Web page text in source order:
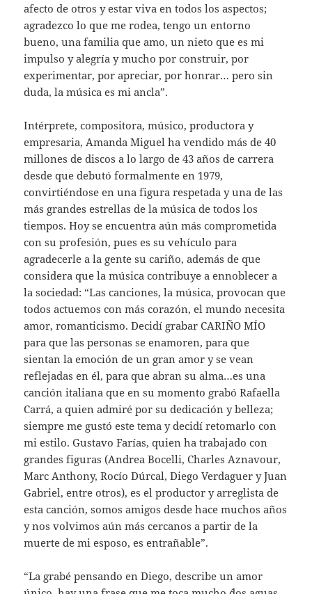
afecto de otros y estar viva en todos los aspectos;
agradezco lo que me rodea, tengo un entorno
bueno, una familia que amo, un nieto que es mi
impulso y alegría y mucho por construir, por
experimentar, por apreciar, por honrar… pero sin
duda, la música es mi ancla”.
Intérprete, compositora, músico, productora y
empresaria, Amanda Miguel ha vendido más de 40
millones de discos a lo largo de 43 años de carrera
desde que debutó formalmente en 1979,
convirtiéndose en una figura respetada y una de las
más grandes estrellas de la música de todos los
tiempos. Hoy se encuentra aún más comprometida
con su profesión, pues es su vehículo para
agradecerle a la gente su cariño, además de que
considera que la música contribuye a ennoblecer a
la sociedad: “Las canciones, la música, provocan que
todos actuemos con más corazón, el mundo necesita
amor, romanticismo. Decidí grabar CARIÑO MÍO
para que las personas se enamoren, para que
sientan la emoción de un gran amor y se vean
reflejadas en él, para que abran su alma…es una
canción italiana que en su momento grabó Rafaella
Carrá, a quien admiré por su dedicación y belleza;
siempre me gustó este tema y decidí retomarlo con
mi estilo. Gustavo Farías, quien ha trabajado con
grandes figuras (Andrea Bocelli, Charles Aznavour,
Marc Anthony, Rocío Dúrcal, Diego Verdaguer y Juan
Gabriel, entre otros), es el productor y arreglista de
esta canción, somos amigos desde hace muchos años
y nos volvimos aún más cercanos a partir de la
muerte de mi esposo, es entrañable”.
“La grabé pensando en Diego, describe un amor